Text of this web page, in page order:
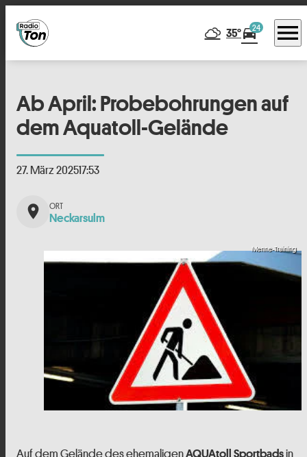
35°directions_car24 menu
Ab April: Probebohrungen auf
dem Aquatoll-Gelände
27. März 202517:53
place Neckarsulm
Menne-Training
Auf dem Gelände des ehemaligenAQUAtoll Sportbadsin